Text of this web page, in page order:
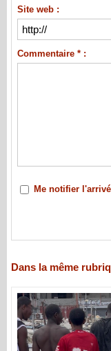
Site web :
Commentaire * :
Me notifier
Dans la même